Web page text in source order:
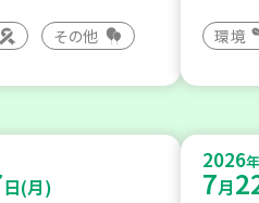
その他 環境
日(月)
2026年
7月